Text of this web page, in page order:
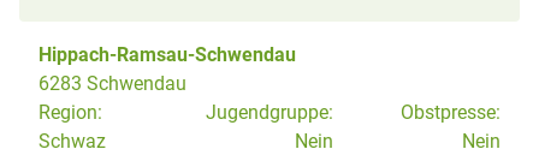
Hippach-Ramsau-Schwendau
6283 Schwendau
Region:
Schwaz
Jugendgruppe:
Nein
Obstpresse:
Nein